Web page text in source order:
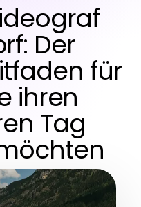
Der
für
ihren
Tag